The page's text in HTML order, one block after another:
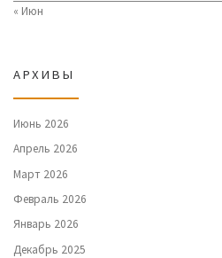
« Июн
АРХИВЫ
Июнь 2026
Апрель 2026
Март 2026
Февраль 2026
Январь 2026
Декабрь 2025